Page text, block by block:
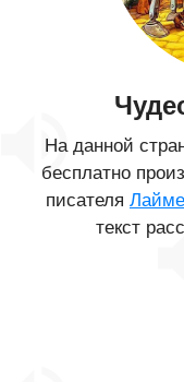
На данной
бесплатно
писателя
текст